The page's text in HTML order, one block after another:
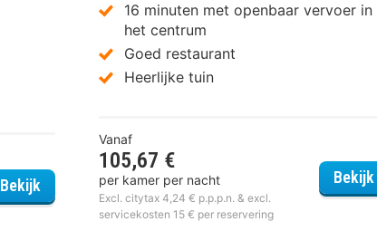
BekijkHotel Expo
16 minuten met openbaar vervoer in
het centrum
Goed restaurant
Heerlijke tuin
Vanaf
105,67 €
per kamer per nacht
Excl. citytax 4,24 € p.p.p.n. & excl.
servicekosten 15 € per reservering
Bekijk